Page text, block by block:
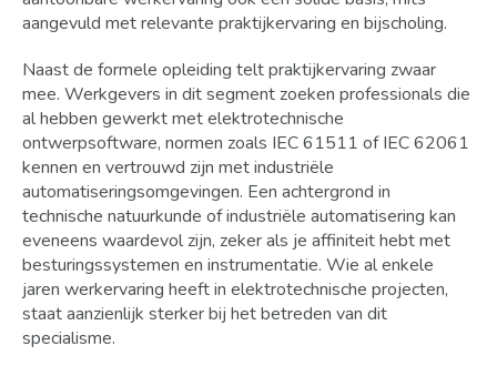
aangevuld met relevante praktijkervaring en bijscholing.
Naast de formele opleiding telt praktijkervaring zwaar
mee. Werkgevers in dit segment zoeken professionals die
al hebben gewerkt met elektrotechnische
ontwerpsoftware, normen zoals IEC 61511 of IEC 62061
kennen en vertrouwd zijn met industriële
automatiseringsomgevingen. Een achtergrond in
technische natuurkunde of industriële automatisering kan
eveneens waardevol zijn, zeker als je affiniteit hebt met
besturingssystemen en instrumentatie. Wie al enkele
jaren werkervaring heeft in elektrotechnische projecten,
staat aanzienlijk sterker bij het betreden van dit
specialisme.